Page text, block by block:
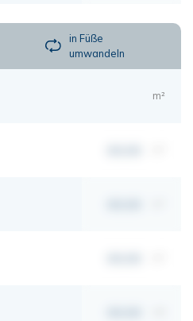
in Füße
umwandeln
m²